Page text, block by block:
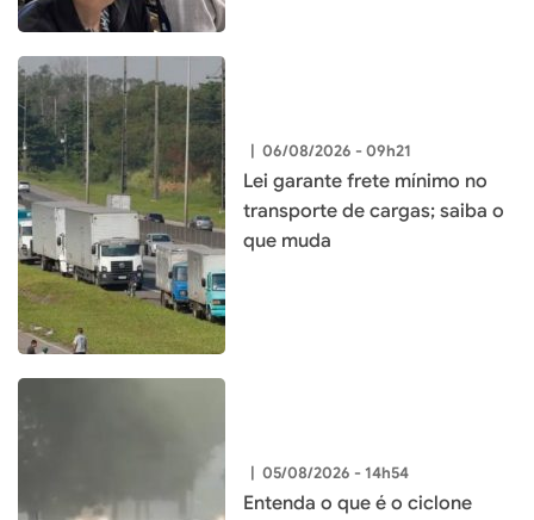
06/08/2026 - 09h21
Lei garante frete mínimo no
transporte de cargas; saiba o
que muda
05/08/2026 - 14h54
Entenda o que é o ciclone